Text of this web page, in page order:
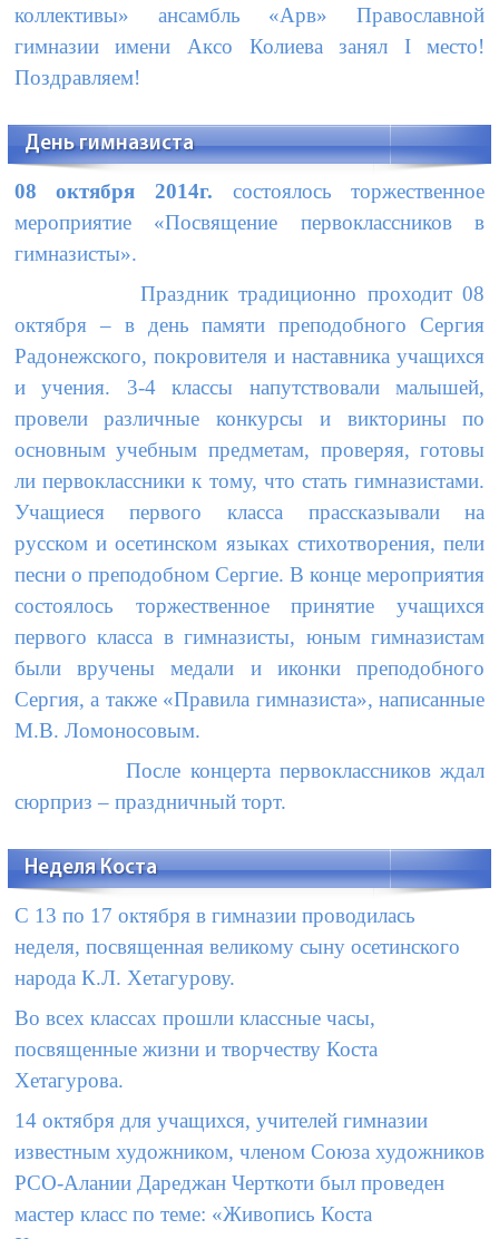
коллективы» ансамбль «Арв» Православной
гимназии имени Аксо Колиева занял Iместо!
Поздравляем!
День гимназиста
08 октября 2014г. состоялось торжественное
мероприятие «Посвящение первоклассников в
гимназисты».
Праздник традиционно проходит 08
октября – в день памяти преподобного Сергия
Радонежского, покровителя и наставника учащихся
и учения. 3-4 классы напутствовали малышей,
провели различные конкурсы и викторины по
основным учебным предметам, проверяя, готовы
ли первоклассники к тому, что стать гимназистами.
Учащиеся первого класса прассказывали на
русском и осетинском языках стихотворения, пели
песни о преподобном Сергие. В конце мероприятия
состоялось торжественное принятие учащихся
первого класса в гимназисты, юным гимназистам
были вручены медали и иконки преподобного
Сергия, а также «Правила гимназиста», написанные
М.В. Ломоносовым.
После концерта первоклассников ждал
сюрприз – праздничный торт.
Неделя Коста
С 13 по 17 октября в гимназии проводилась
неделя, посвященная великому сыну осетинского
народа К.Л. Хетагурову.
Во всех классах прошли классные часы,
посвященные жизни и творчеству Коста
Хетагурова.
14 октября для учащихся, учителей гимназии
известным художником, членом Союза художников
РСО-Алании Дареджан Черткоти был проведен
мастер класс по теме: «Живопись Коста